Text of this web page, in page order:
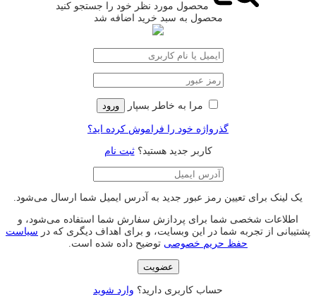
محصول مورد نظر خود را جستجو کنید
محصول به سبد خرید اضافه شد
مرا به خاطر بسپار ورود
گذرواژه خود را فراموش کرده اید؟
کاربر جدید هستید؟ثبت نام
یک لینک برای تعیین رمز عبور جدید به آدرس ایمیل شما ارسال می‌شود.
اطلاعات شخصی شما برای پردازش سفارش شما استفاده می‌شود، و
پشتیبانی از تجربه شما در این وبسایت، و برای اهداف دیگری که در سیاست
حفظ حریم خصوصی توضیح داده شده است.
عضویت
حساب کاربری دارید؟ وارد شوید